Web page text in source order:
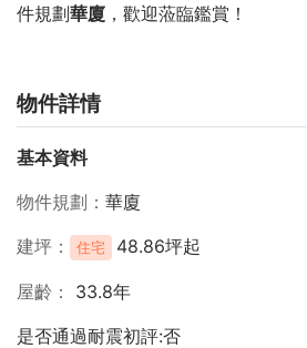
件規劃華廈 ，歡迎蒞臨鑑賞！
物件詳情
基本資料
物件規劃
華廈
建坪
住宅 48.86坪起
屋齡
33.8年
是否通過耐震初評:否